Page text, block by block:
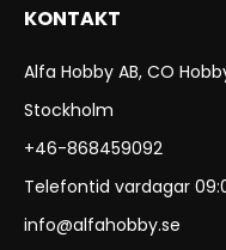
KONTAKT
Alfa Hobby AB, CO
Stockholm
+46-868459092
Telefontid vardagar
info@alfahobby.se